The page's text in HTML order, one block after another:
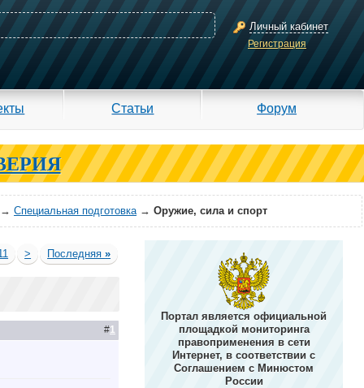
Личный кабинет
Регистрация
Статьи Форум
Специальная подготовка→ Оружие, сила и спорт
> Последняя»
#1
Портал является официальной
площадкой мониторинга
правоприменения в сети
Интернет, в соответствии с
Соглашением с Минюстом
России